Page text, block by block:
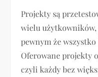
Projekty są
wielu użytkowników,
pewnym że
Oferowane projekty
czyli każdy bez